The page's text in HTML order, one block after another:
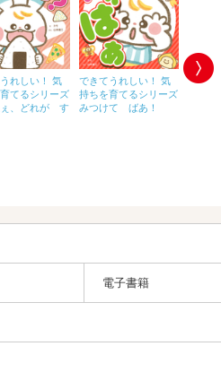
れしい！ 気
てるシリーズ
、どれが す
できてうれしい！ 気
持ちを育てるシリーズ
みつけて ばあ！
電子書籍